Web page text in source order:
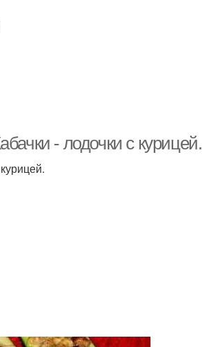
- лодочки с курицей.